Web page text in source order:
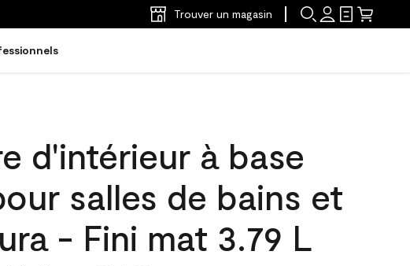
Trouver un magasin
d'intérieur à base
salles de bains et
- Fini mat 3.79 L